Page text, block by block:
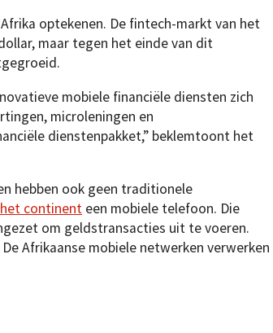
optekenen. De fintech-markt van het
maar tegen het einde van dit
mobiele financiële diensten zich
microleningen en
dienstenpakket,” beklemtoont het
hebben ook geen traditionele
continent een mobiele telefoon. Die
om geldstransacties uit te voeren.
Afrikaanse mobiele netwerken verwerken